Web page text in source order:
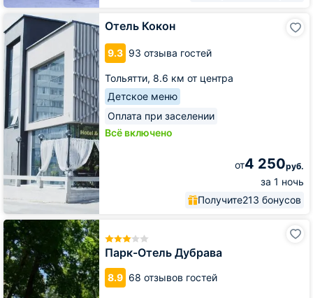
Отель Кокон
9.3 93 отзыва гостей
Тольятти, 8.6 км от центра
Детское меню
Оплата при заселении
Всё включено
от4 250руб.
за 1 ночь
Получите213 бонусов
Отель
Кокон
Парк-Отель Дубрава
8.9 68 отзывов гостей
Парк-
Отель
Дубрава